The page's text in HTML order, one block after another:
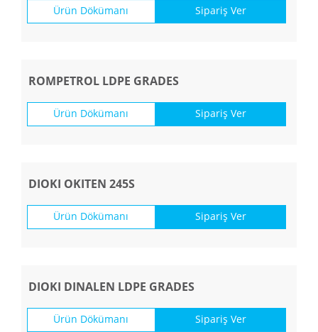
Ürün Dökümanı Sipariş Ver
ROMPETROL LDPE GRADES
Ürün Dökümanı Sipariş Ver
DIOKI OKITEN 245S
Ürün Dökümanı Sipariş Ver
DIOKI DINALEN LDPE GRADES
Ürün Dökümanı Sipariş Ver